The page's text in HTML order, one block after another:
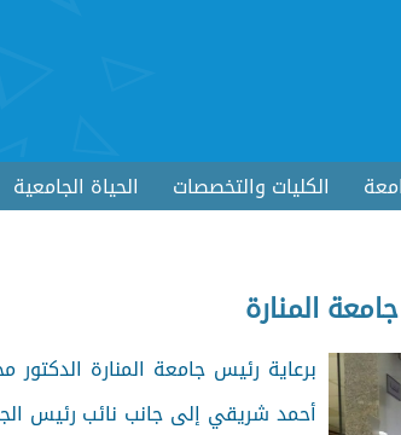
الكليات والتخصصات الحياة الجامعية
المنارة
برعاية رئيس جامعة المنارة الدكتور
أحمد شريقي إلى جانب نائب رئيس